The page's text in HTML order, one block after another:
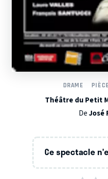
DRAME
Théâtre du Petit
DeJosé
Ce spectacle